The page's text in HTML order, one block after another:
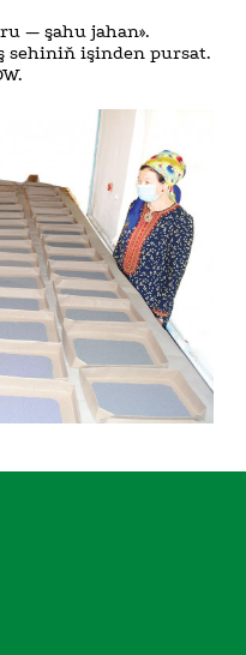
— şahu jahan».
sehiniň işinden pursat.